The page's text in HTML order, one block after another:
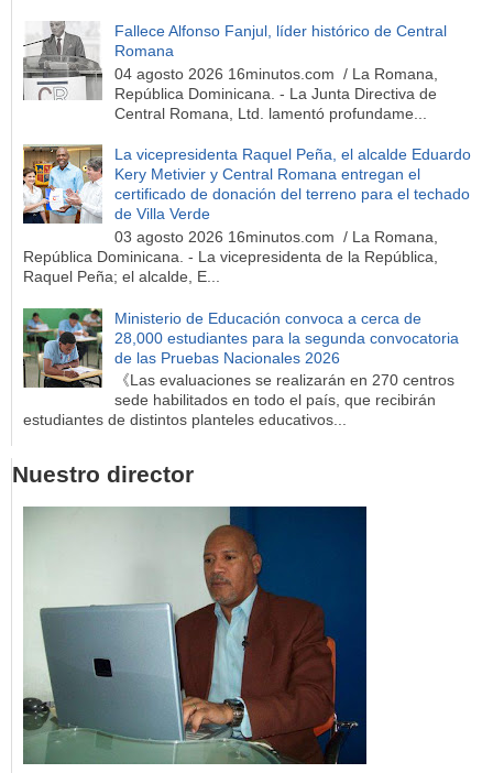
Fallece Alfonso Fanjul, líder histórico de Central
Romana
04 agosto 2026 16minutos.com / La Romana,
República Dominicana. - La Junta Directiva de
Central Romana, Ltd. lamentó profundame...
La vicepresidenta Raquel Peña, el alcalde Eduardo
Kery Metivier y Central Romana entregan el
certificado de donación del terreno para el techado
de Villa Verde
03 agosto 2026 16minutos.com / La Romana,
República Dominicana. - La vicepresidenta de la República,
Raquel Peña; el alcalde, E...
Ministerio de Educación convoca a cerca de
28,000 estudiantes para la segunda convocatoria
de las Pruebas Nacionales 2026
《Las evaluaciones se realizarán en 270 centros
sede habilitados en todo el país, que recibirán
estudiantes de distintos planteles educativos...
Nuestro director